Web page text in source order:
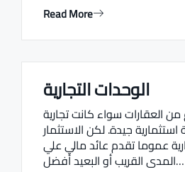
Read More
Real estate Estate ville
الوحدات التجارية
العقارات سواء كانت تجارية
جيدة. لكن الاستثمار
عموما تقدم عائد مالي علي
المدى القريب أو البعيد أفضل…